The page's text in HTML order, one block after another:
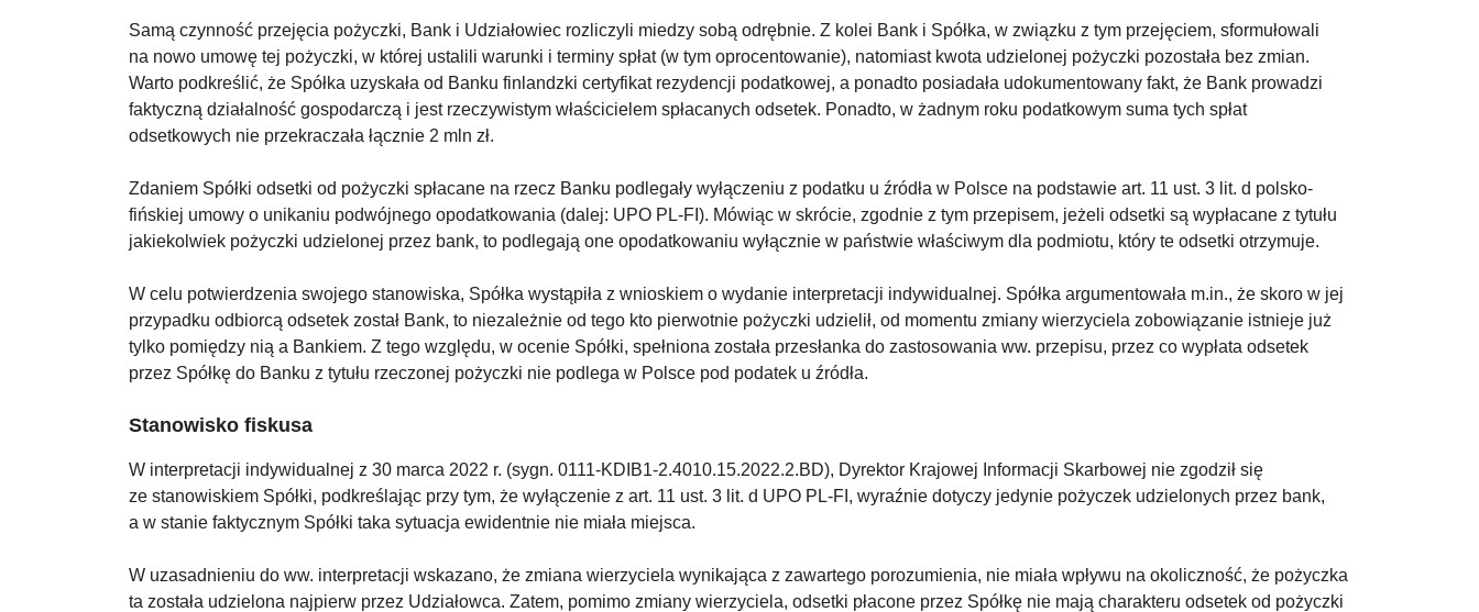
Samą czynność przejęcia pożyczki, Bank i Udziałowiec rozliczyli miedzy sobą odrębnie. Z kolei Bank i Spółka, w związku z tym przejęciem, sformułowali
na nowo umowę tej pożyczki, w której ustalili warunki i terminy spłat (w tym oprocentowanie), natomiast kwota udzielonej pożyczki pozostała bez zmian.
Warto podkreślić, że Spółka uzyskała od Banku finlandzki certyfikat rezydencji podatkowej, a ponadto posiadała udokumentowany fakt, że Bank prowadzi
faktyczną działalność gospodarczą i jest rzeczywistym właścicielem spłacanych odsetek. Ponadto, w żadnym roku podatkowym suma tych spłat
odsetkowych nie przekraczała łącznie 2 mln zł.
Zdaniem Spółki odsetki od pożyczki spłacane na rzecz Banku podlegały wyłączeniu z podatku u źródła w Polsce na podstawie art. 11 ust. 3 lit. d polsko-
fińskiej umowy o unikaniu podwójnego opodatkowania (dalej: UPO PL-FI). Mówiąc w skrócie, zgodnie z tym przepisem, jeżeli odsetki są wypłacane z tytułu
jakiekolwiek pożyczki udzielonej przez bank, to podlegają one opodatkowaniu wyłącznie w państwie właściwym dla podmiotu, który te odsetki otrzymuje.
W celu potwierdzenia swojego stanowiska, Spółka wystąpiła z wnioskiem o wydanie interpretacji indywidualnej. Spółka argumentowała m.in., że skoro w jej
przypadku odbiorcą odsetek został Bank, to niezależnie od tego kto pierwotnie pożyczki udzielił, od momentu zmiany wierzyciela zobowiązanie istnieje już
tylko pomiędzy nią a Bankiem. Z tego względu, w ocenie Spółki, spełniona została przesłanka do zastosowania ww. przepisu, przez co wypłata odsetek
przez Spółkę do Banku z tytułu rzeczonej pożyczki nie podlega w Polsce pod podatek u źródła.
Stanowisko fiskusa
W interpretacji indywidualnej z 30 marca 2022 r. (sygn. 0111-KDIB1-2.4010.15.2022.2.BD), Dyrektor Krajowej Informacji Skarbowej nie zgodził się
ze stanowiskiem Spółki, podkreślając przy tym, że wyłączenie z art. 11 ust. 3 lit. d UPO PL-FI, wyraźnie dotyczy jedynie pożyczek udzielonych przez bank,
a w stanie faktycznym Spółki taka sytuacja ewidentnie nie miała miejsca.
W uzasadnieniu do ww. interpretacji wskazano, że zmiana wierzyciela wynikająca z zawartego porozumienia, nie miała wpływu na okoliczność, że pożyczka
ta została udzielona najpierw przez Udziałowca. Zatem, pomimo zmiany wierzyciela, odsetki płacone przez Spółkę nie mają charakteru odsetek od pożyczki